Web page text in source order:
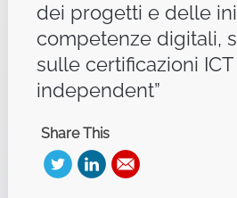
dei progetti e delle
competenze digitali,
sulle certificazioni
independent”
Share This